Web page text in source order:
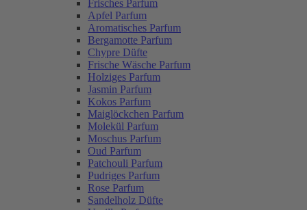
Frisches Parfum
Apfel Parfum
Aromatisches Parfum
Bergamotte Parfum
Chypre Düfte
Frische Wäsche Parfum
Holziges Parfum
Jasmin Parfum
Kokos Parfum
Maiglöckchen Parfum
Molekül Parfum
Moschus Parfum
Oud Parfum
Patchouli Parfum
Pudriges Parfum
Rose Parfum
Sandelholz Düfte